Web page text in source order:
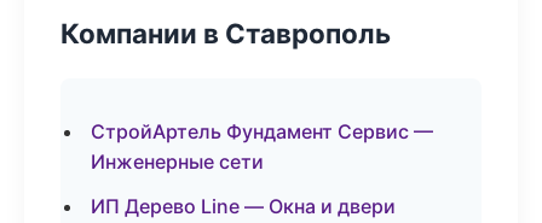
Компании в Ставрополь
СтройАртель Фундамент Сервис —
Инженерные сети
ИП Дерево Line — Окна и двери